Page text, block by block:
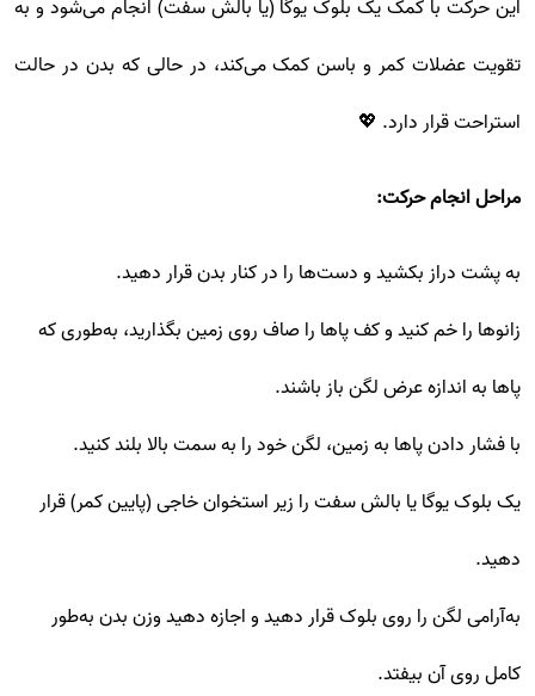
این حرکت با کمک یک بلوک یوگا (یا بالش سفت) انجام می‌شود و به
تقویت عضلات کمر و باسن کمک می‌کند، در حالی که بدن در حالت
استراحت قرار دارد. 💖
مراحل انجام حرکت:
به پشت دراز بکشید و دست‌ها را در کنار بدن قرار دهید.
زانوها را خم کنید و کف پاها را صاف روی زمین بگذارید، به‌طوری که
پاها به اندازه عرض لگن باز باشند.
با فشار دادن پاها به زمین، لگن خود را به سمت بالا بلند کنید.
یک بلوک یوگا یا بالش سفت را زیر استخوان خاجی (پایین کمر) قرار
دهید.
به‌آرامی لگن را روی بلوک قرار دهید و اجازه دهید وزن بدن به‌طور
کامل روی آن بیفتد.